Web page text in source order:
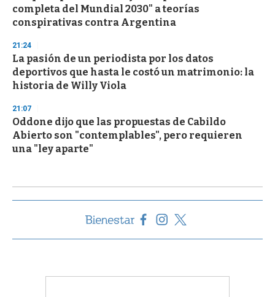
completa del Mundial 2030" a teorías
conspirativas contra Argentina
21:24
La pasión de un periodista por los datos
deportivos que hasta le costó un matrimonio: la
historia de Willy Viola
21:07
Oddone dijo que las propuestas de Cabildo
Abierto son "contemplables", pero requieren
una "ley aparte"